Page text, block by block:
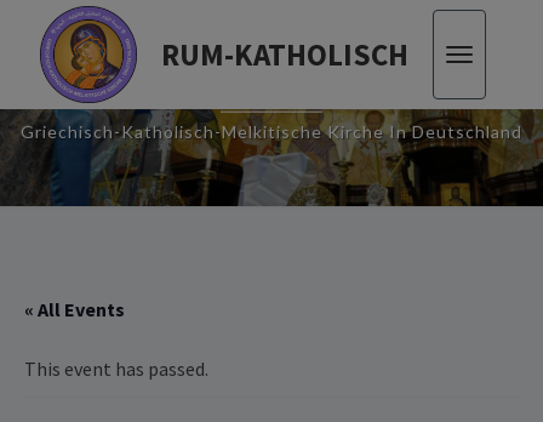
RUM-KATHOLISCH
Toggle
RUM-KATHOLISCH
Griechisch-Katholisch-Melkitische Kirche In Deutschland
« All Events
This event has passed.